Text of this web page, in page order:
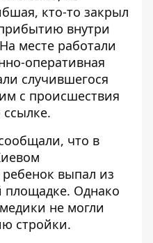
кто-то закрыл
внутри
месте работали
оперативная
случившегося
с происшествия
ссылке.
что в
выпал из
площадке. Однако
не могли
стройки.